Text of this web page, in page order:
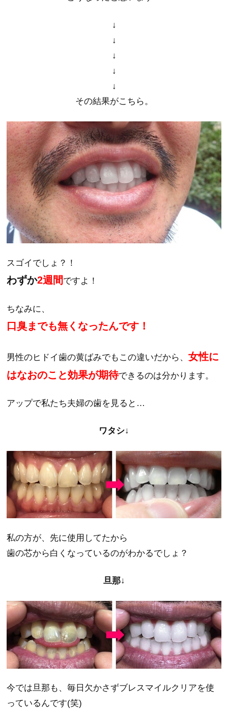
↓
↓
↓
↓
↓
その結果がこちら。
スゴイでしょ？！
わずか2週間 ですよ！
ちなみに、
口臭までも無くなったんです！
男性のヒドイ歯の黄ばみでもこの違いだから、女性に
はなおのこと効果が期待できるのは分かります。
アップで私たち夫婦の歯を見ると…
ワタシ↓
私の方が、先に使用してたから
歯の芯から白くなっているのがわかるでしょ？
旦那↓
今では旦那も、毎日欠かさずブレスマイルクリアを使
っているんです(笑)